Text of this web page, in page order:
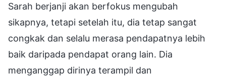
Sarah berjanji akan berfokus mengubah
sikapnya, tetapi setelah itu, dia tetap sangat
congkak dan selalu merasa pendapatnya lebih
baik daripada pendapat orang lain. Dia
menganggap dirinya terampil dan